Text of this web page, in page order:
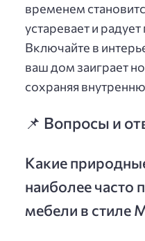
временем
устаревает и
Включайте в
ваш дом заиграет
сохраняя
📌 Вопросы и
Какие
наиболее часто
мебели в стиле